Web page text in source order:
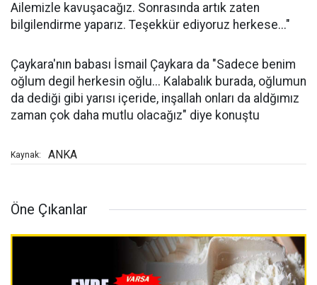
Ailemizle kavuşacağız. Sonrasında artık zaten
bilgilendirme yaparız. Teşekkür ediyoruz herkese..."
Çaykara'nın babası İsmail Çaykara da "Sadece benim
oğlum degil herkesin oğlu... Kalabalık burada, oğlumun
da dediği gibi yarısı içeride, inşallah onları da aldğımız
zaman çok daha mutlu olacağız" diye konuştu
Kaynak: ANKA
Öne Çıkanlar